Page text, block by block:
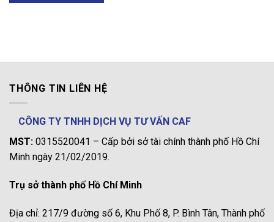
THÔNG TIN LIÊN HỆ
CÔNG TY TNHH DỊCH VỤ TƯ VẤN CAF
MST: 0315520041 – Cấp bởi sở tài chính thành phố Hồ Chí
Minh ngày 21/02/2019.
Trụ sở thành phố Hồ Chí Minh
Địa chỉ: 217/9 đường số 6, Khu Phố 8, P. Bình Tân, Thành phố